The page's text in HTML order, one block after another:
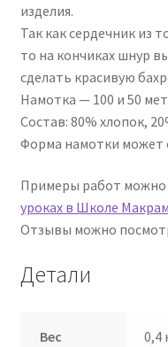
изделия.
Так как сердечник из
то на кончиках шнур
сделать красивую
Намотка — 100 и 50
Состав: 80% хлопок,
Форма намотки может
Примеры работ можно
уроках в Школе
Отзывы можно
Детали
Вес 0,4